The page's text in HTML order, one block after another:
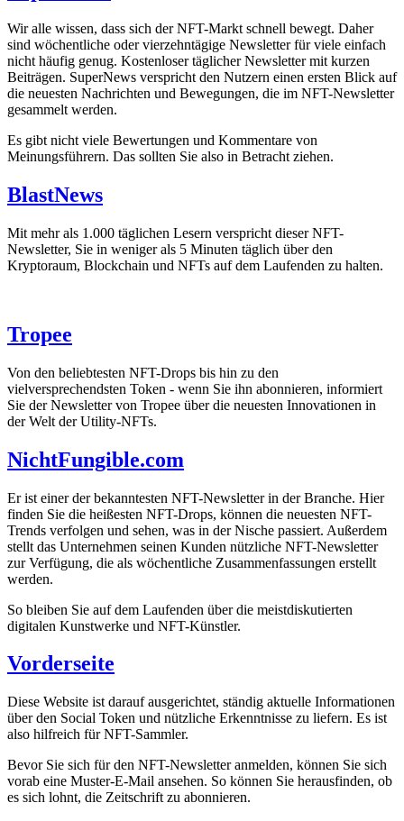
Wir alle wissen, dass sich der NFT-Markt schnell bewegt. Daher
sind wöchentliche oder vierzehntägige Newsletter für viele einfach
nicht häufig genug. Kostenloser täglicher Newsletter mit kurzen
Beiträgen. SuperNews verspricht den Nutzern einen ersten Blick auf
die neuesten Nachrichten und Bewegungen, die im NFT-Newsletter
gesammelt werden.
Es gibt nicht viele Bewertungen und Kommentare von
Meinungsführern. Das sollten Sie also in Betracht ziehen.
BlastNews
Mit mehr als 1.000 täglichen Lesern verspricht dieser NFT-
Newsletter, Sie in weniger als 5 Minuten täglich über den
Kryptoraum, Blockchain und NFTs auf dem Laufenden zu halten.
Tropee
Von den beliebtesten NFT-Drops bis hin zu den
vielversprechendsten Token - wenn Sie ihn abonnieren, informiert
Sie der Newsletter von Tropee über die neuesten Innovationen in
der Welt der Utility-NFTs.
NichtFungible.com
Er ist einer der bekanntesten NFT-Newsletter in der Branche. Hier
finden Sie die heißesten NFT-Drops, können die neuesten NFT-
Trends verfolgen und sehen, was in der Nische passiert. Außerdem
stellt das Unternehmen seinen Kunden nützliche NFT-Newsletter
zur Verfügung, die als wöchentliche Zusammenfassungen erstellt
werden.
So bleiben Sie auf dem Laufenden über die meistdiskutierten
digitalen Kunstwerke und NFT-Künstler.
Vorderseite
Diese Website ist darauf ausgerichtet, ständig aktuelle Informationen
über den Social Token und nützliche Erkenntnisse zu liefern. Es ist
also hilfreich für NFT-Sammler.
Bevor Sie sich für den NFT-Newsletter anmelden, können Sie sich
vorab eine Muster-E-Mail ansehen. So können Sie herausfinden, ob
es sich lohnt, die Zeitschrift zu abonnieren.